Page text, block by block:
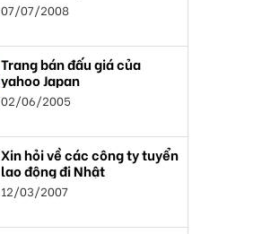
07/07/2008
Trang bán đấu giá của
yahoo Japan
02/06/2005
Xin hỏi về các công ty tuyển
lao động đi Nhật
12/03/2007